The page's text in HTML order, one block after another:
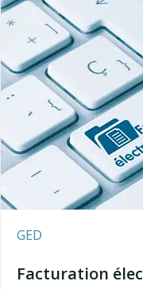
GED
Facturation